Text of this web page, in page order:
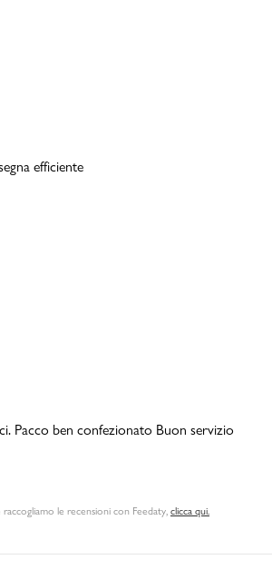
efficiente
Pacco ben confezionato Buon servizio
raccogliamo le recensioni con Feedaty, clicca qui.